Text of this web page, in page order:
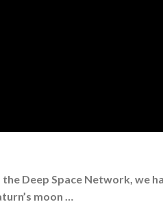
Deep Space Network, we
moon …